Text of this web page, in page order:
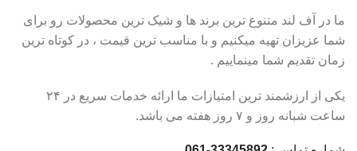
ما در آف لند متنوع ترین برند ها و شیک ترین محصولات رو برای
شما عزیزان تهیه میکنیم و با مناسب ترین قیمت ، در کوتاه ترین
زمان تقدیم شما مینماییم .
یکی از ارزشمند ترین امتیازات ما ارائه خدمات سریع در ۲۴
ساعت شبانه روز و ۷ روز هفته می باشد.